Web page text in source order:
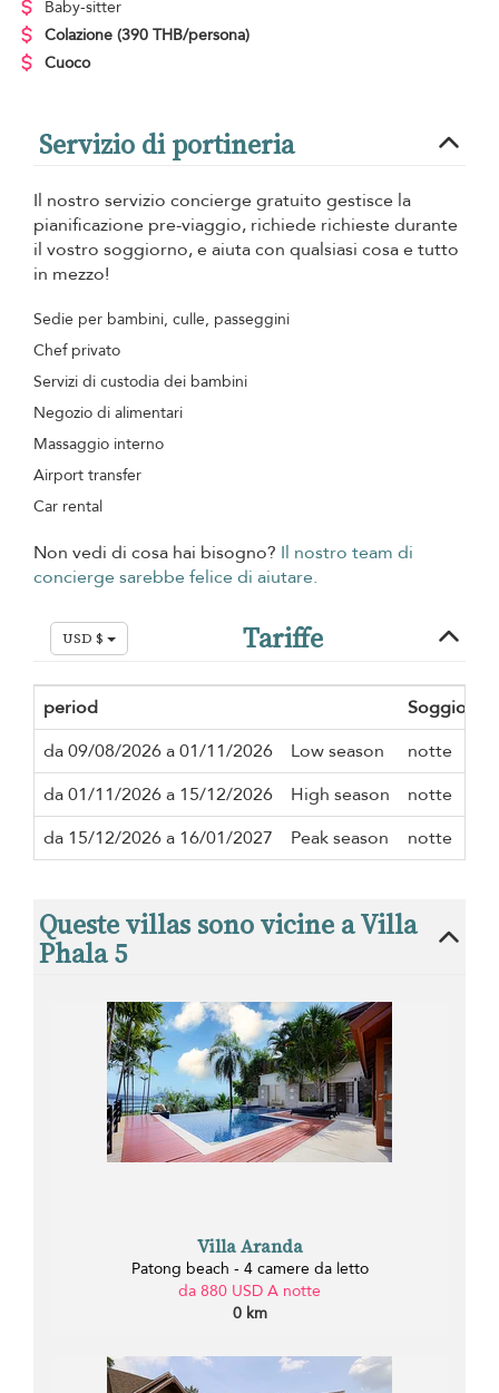
Baby-sitter
Colazione (390 THB/persona)
Cuoco
Servizio di portineria
Il nostro servizio concierge gratuito gestisce la
pianificazione pre-viaggio, richiede richieste durante
il vostro soggiorno, e aiuta con qualsiasi cosa e tutto
in mezzo!
Sedie per bambini, culle, passeggini
Chef privato
Servizi di custodia dei bambini
Negozio di alimentari
Massaggio interno
Airport transfer
Car rental
Non vedi di cosa hai bisogno? Il nostro team di
concierge sarebbe felice di aiutare.
USD $ Tariffe
period
da 09/08/2026 a 01/11/2026
Low season
notte
da 01/11/2026 a 15/12/2026
High season
notte
da 15/12/2026 a 16/01/2027
Peak season notte
Queste villas sono vicine a Villa
Phala 5
Villa Aranda
Patong beach - 4 camere da letto
da 880 USD A notte
0 km